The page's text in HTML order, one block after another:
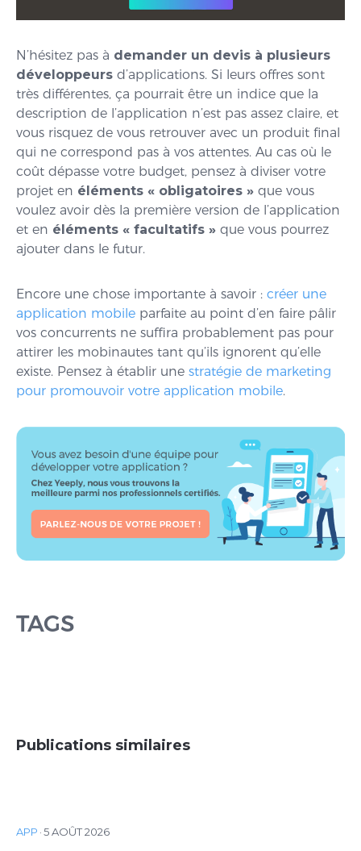
N’hésitez pas à demander un devis à plusieurs
développeurs d’applications. Si leurs offres sont
très différentes, ça pourrait être un indice que la
description de l’application n’est pas assez claire, et
vous risquez de vous retrouver avec un produit final
qui ne correspond pas à vos attentes. Au cas où le
coût dépasse votre budget, pensez à diviser votre
projet en éléments « obligatoires » que vous
voulez avoir dès la première version de l’application
et en éléments « facultatifs » que vous pourrez
ajouter dans le futur.
Encore une chose importante à savoir : créer une
application mobile parfaite au point d’en faire pâlir
vos concurrents ne suffira probablement pas pour
attirer les mobinautes tant qu’ils ignorent qu’elle
existe. Pensez à établir une stratégie de marketing
pour promouvoir votre application mobile.
TAGS
Publications similaires
APP ·5 AOÛT 2026